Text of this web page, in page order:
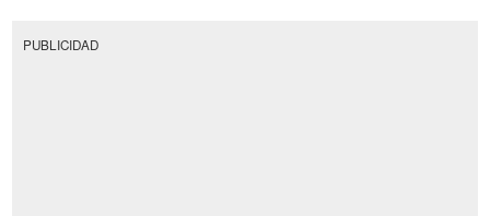
PUBLICIDAD